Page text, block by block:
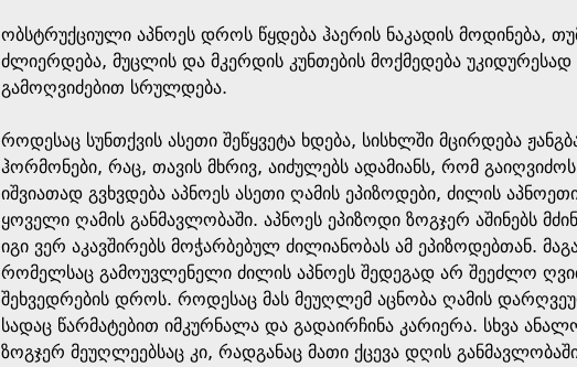
a
g
e
ობსტრუქციული აპნოეს დროს წყდება ჰაერის ნაკადის მოდინება,
ძლიერდება, მუცლის და მკერდის კუნთების მოქმედება უკიდურესად
გამოღვიძებით სრულდება.
როდესაც სუნთქვის ასეთი შეწყვეტა ხდება, სისხლში მცირდება
ჰორმონები, რაც, თავის მხრივ, აიძულებს ადამიანს, რომ
იშვიათად გვხვდება აპნოეს ასეთი ღამის ეპიზოდები, ძილის
ყოველი ღამის განმავლობაში. აპნოეს ეპიზოდი ზოგჯერ აშინებს
იგი ვერ აკავშირებს მოჭარბებულ ძილიანობას ამ ეპიზოდებთან.
რომელსაც გამოუვლენელი ძილის აპნოეს შედეგად არ შეეძლო
შეხვედრების დროს. როდესაც მას მეუღლემ აცნობა ღამის
სადაც წარმატებით იმკურნალა და გადაირჩინა კარიერა. სხვა
ზოგჯერ მეუღლეებსაც კი, რადგანაც მათი ქცევა დღის